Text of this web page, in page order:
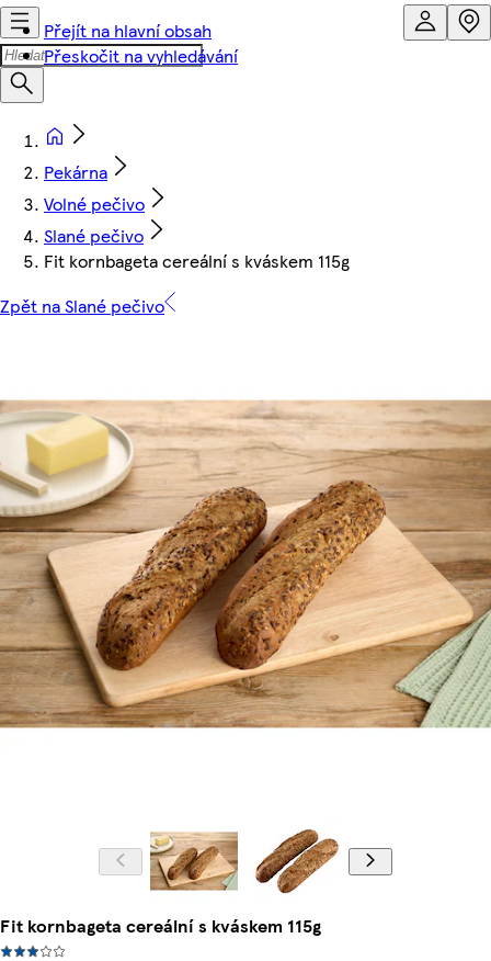
Přejít na hlavní obsah
Přeskočit na vyhledávání
Pekárna
Volné pečivo
Slané pečivo
Fit kornbageta cereální s kváskem 115g
Zpět na Slané pečivo
Fit kornbageta cereální s kváskem 115g